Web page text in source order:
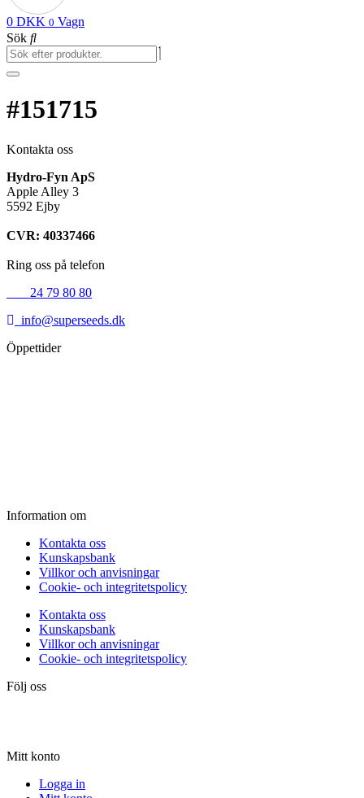
0 DKK 0 Vagn
Sök
#151715
Kontakta oss
Hydro-Fyn ApS
Apple Alley 3
5592 Ejby
CVR: 40337466
Ring oss på telefon
24 79 80 80
info@superseeds.dk
Öppettider
Information om
Kontakta oss
Kunskapsbank
Villkor och anvisningar
Cookie- och integritetspolicy
Kontakta oss
Kunskapsbank
Villkor och anvisningar
Cookie- och integritetspolicy
Följ oss
Mitt konto
Logga in